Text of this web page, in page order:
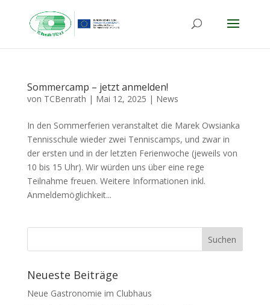
Sommercamp – jetzt anmelden!
von TCBenrath | Mai 12, 2025 | News
In den Sommerferien veranstaltet die Marek Owsianka
Tennisschule wieder zwei Tenniscamps, und zwar in
der ersten und in der letzten Ferienwoche (jeweils von
10 bis 15 Uhr). Wir würden uns über eine rege
Teilnahme freuen. Weitere Informationen inkl.
Anmeldemöglichkeit...
Neueste Beiträge
Neue Gastronomie im Clubhaus